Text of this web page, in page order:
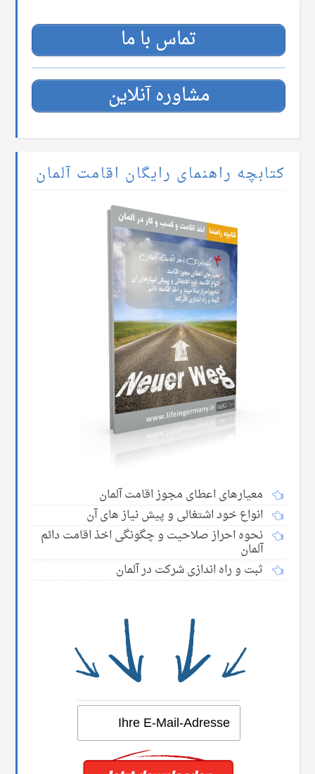
تماس با ما
مشاوره آنلاین
کتابچه راهنمای رایگان اقامت آلمان
معیارهای اعطای مجوز اقامت آلمان
انواع خود اشتغالی و پیش نیاز های آن
نحوه احراز صلاحیت و چگونگی اخذ اقامت دائم
آلمان
ثبت و راه اندازی شرکت در آلمان